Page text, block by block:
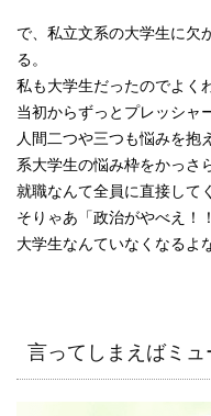
で、私立文系の大学生に欠
る。
私も大学生だったのでよく
当初からずっとプレッシャ
人間二つや三つも悩みを抱
系大学生の悩み枠をかっさ
就職なんて全員に直接して
そりゃあ「政治がやべえ！
大学生なんていなくなるよ
言ってしまえばミ